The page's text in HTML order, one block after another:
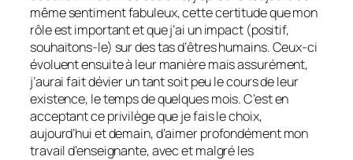
même sentiment fabuleux, cette certitude que mon
rôle est important et que j’ai un impact (positif,
souhaitons-le) sur des tas d’êtres humains. Ceux-ci
évoluent ensuite à leur manière mais assurément,
j’aurai fait dévier un tant soit peu le cours de leur
existence, le temps de quelques mois. C’est en
acceptant ce privilège que je fais le choix,
aujourd’hui et demain, d’aimer profondément mon
travail d’enseignante, avec et malgré les